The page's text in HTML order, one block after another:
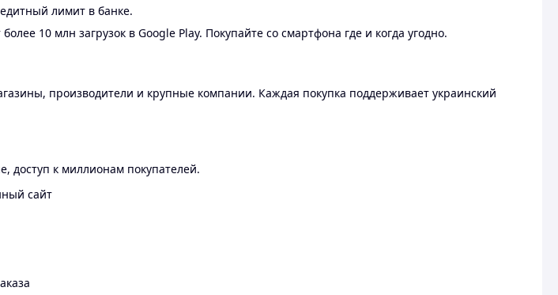
лимит в банке.
10 млн загрузок в Google Play. Покупайте со смартфона где и когда угодно.
производители и крупные компании. Каждая покупка поддерживает украинский
доступ к миллионам покупателей.
сайт